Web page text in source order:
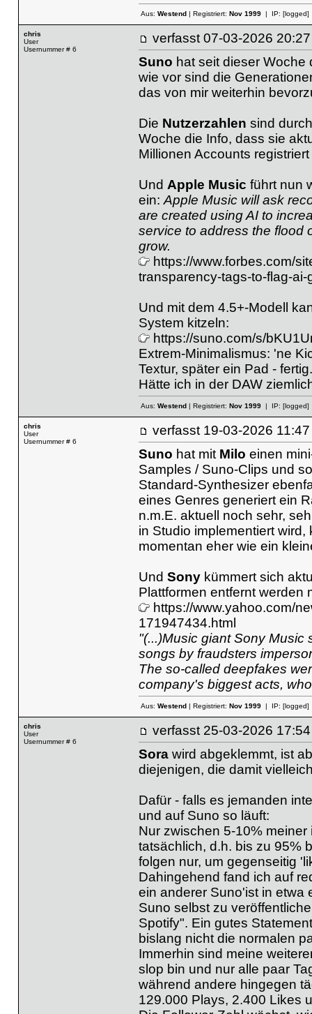
Aus: Westend| Registriert: Nov 1999| IP: [logged]
chris
User
Usernummer # 6
verfasst 07-03-2026
Suno hat seit dieser
wie vor sind die
das von mir weiterhin
Die Nutzerzahlen sind
Woche die Info, dass sie
Millionen Accounts
Und Apple Music führt nun
ein: Apple Music will ask
are created using AI to
service to address the flood
grow.
https://www.forbes.com/
transparency-tags-to-flag-
Und mit dem 4.5+-Modell
System kitzeln:
https://suno.com/s/
Extrem-Minimalismus: 'ne
Textur, später ein Pad - fertig.
Hätte ich in der DAW
Aus: Westend| Registriert: Nov 1999| IP: [logged]
chris
User
Usernummer # 6
verfasst 19-03-2026
Suno hat mit Milo einen
Samples / Suno-Clips und
Standard-Synthesizer
eines Genres generiert ein
n.m.E. aktuell noch sehr,
in Studio implementiert
momentan eher wie ein
Und Sonykümmert sich
Plattformen entfernt werden
https://www.yahoo.com/
171947434.html
"(...)Music giant Sony Music
songs by fraudsters
The so-called deepfakes
company's biggest acts,
Aus: Westend| Registriert: Nov 1999| IP: [logged]
chris
User
Usernummer # 6
verfasst 25-03-2026
Sorawird abgeklemmt, ist
diejenigen, die damit
Dafür - falls es jemanden
und auf Suno so läuft:
Nur zwischen 5-10%
tatsächlich, d.h. bis zu 95%
folgen nur, um gegenseitig
Dahingehend fand ich auf
ein anderer Suno'ist in etwa
Suno selbst zu
Spotify". Ein gutes
bislang nicht die normalen
Immerhin sind meine
slop bin und nur alle paar
während andere hingegen
129.000 Plays, 2.400 Likes